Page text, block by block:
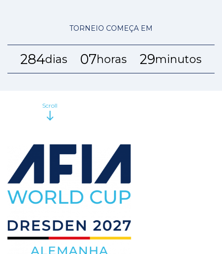
TORNEIO COMEÇA EM
284dias 07horas 29minutos
Scroll